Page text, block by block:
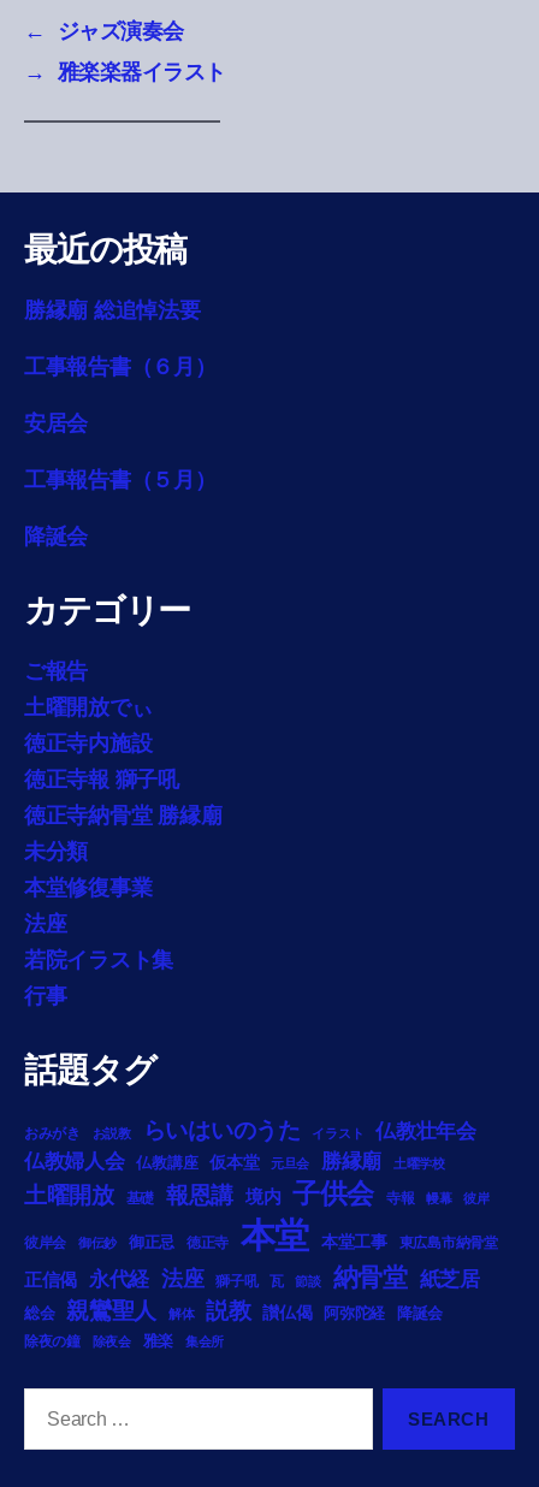
←
ジャズ演奏会
→
雅楽楽器イラスト
最近の投稿
勝縁廟 総追悼法要
工事報告書（６月）
安居会
工事報告書（５月）
降誕会
カテゴリー
ご報告
土曜開放でぃ
徳正寺内施設
徳正寺報 獅子吼
徳正寺納骨堂 勝縁廟
未分類
本堂修復事業
法座
若院イラスト集
行事
話題タグ
おみがき お説教 らいはいのうた イラスト
仏教壮年会
仏教婦人会
仏教講座 仮本堂 元旦会 勝縁廟 土曜学校
土曜開放 基礎 報恩講 境内 子供会 寺報 幔幕 彼岸
彼岸会 御伝鈔 御正忌 徳正寺 本堂 本堂工事 東広島市納骨堂
正信偈 永代経 法座 獅子吼 瓦 節談 納骨堂 紙芝居
総会 親鸞聖人 解体 説教 讃仏偈 阿弥陀経 降誕会
除夜の鐘 除夜会 雅楽 集会所